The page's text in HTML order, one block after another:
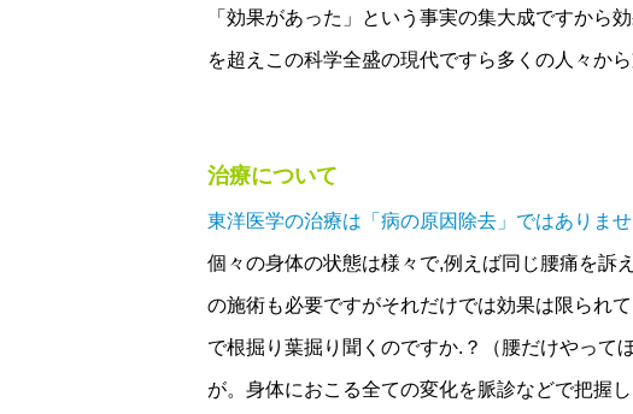
「効果があった」という事実の集大成ですから
を超えこの科学全盛の現代ですら多くの人々か
治療について
東洋医学の治療は「病の原因除去」ではありま
個々の身体の状態は様々で,例えば同じ腰痛を訴
の施術も必要ですがそれだけでは効果は限られ
で根掘り葉掘り聞くのですか.？（腰だけやって
が。身体におこる全ての変化を脈診などで把握